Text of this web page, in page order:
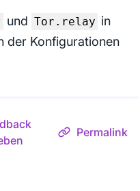
und Tor.relay in
der Konfigurationen
Permalink